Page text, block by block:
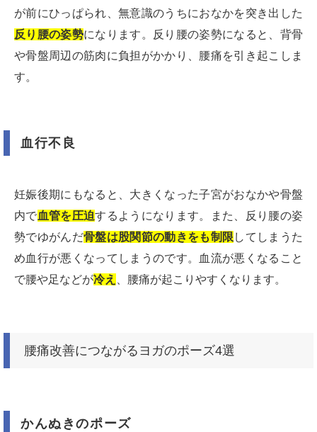
が前にひっぱられ、無意識のうちにおなかを突き出した
反り腰の姿勢になります。反り腰の姿勢になると、背骨
や骨盤周辺の筋肉に負担がかかり、腰痛を引き起こしま
す。
血行不良
妊娠後期にもなると、大きくなった子宮がおなかや骨盤
内で血管を圧迫するようになります。また、反り腰の姿
勢でゆがんだ骨盤は股関節の動きをも制限してしまうた
め血行が悪くなってしまうのです。血流が悪くなること
で腰や足などが冷え 、腰痛が起こりやすくなります。
腰痛改善につながるヨガのポーズ4選
かんぬきのポーズ